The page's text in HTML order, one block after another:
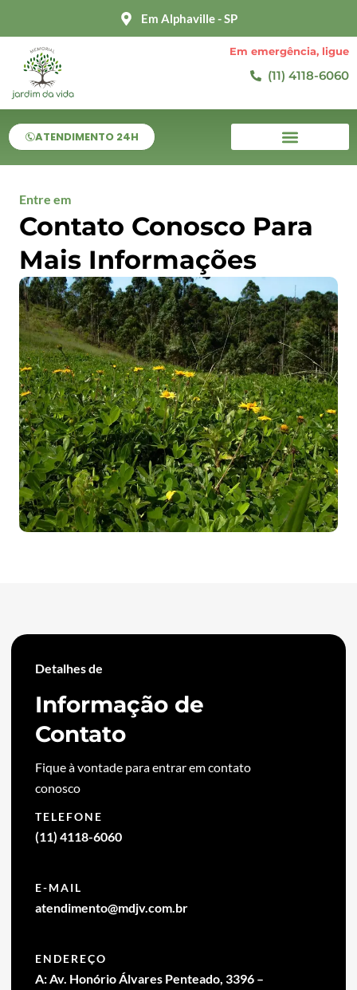
conteúdo
Em Alphaville - SP
Em emergência, ligue
(11) 4118-6060
ATENDIMENTO 24H
Entre em
Contato Conosco Para
Mais Informações
Detalhes de
Informação de
Contato
Fique à vontade para entrar em contato
conosco
TELEFONE
(11) 4118-6060
E-MAIL
atendimento@mdjv.com.br
ENDEREÇO
A: Av. Honório Álvares Penteado, 3396 –